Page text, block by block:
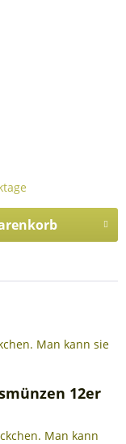
Man kann sie
12er
Man kann